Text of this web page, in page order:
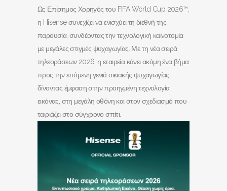
Ως Επίσημος Χορηγός του FIFA World Cup 2026™,
η Hisense συνεχίζει να ενισχύει τη διεθνή της
παρουσία, συνδέοντας την τεχνολογική καινοτομία
με μεγάλες στιγμές ψυχαγωγίας. Με τη νέα σειρά
τηλεοράσεων 2026, η εταιρεία κάνει ακόμη ένα βήμα
προς την επόμενη γενιά οικιακής ψυχαγωγίας,
δίνοντας έμφαση στην προηγμένη τεχνολογία
εικόνας, στη μεγάλη οθόνη και στον σχεδιασμό που
ταιριάζει στο σύγχρονο σπίτι.